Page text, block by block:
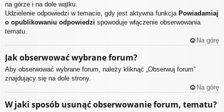
na górze i na dole wątku.
Udzielenie odpowiedzi w temacie, gdy jest aktywna funkcja Powiadamiaj
o opublikowaniu odpowiedzi spowoduje włączenie obserwowania
tematu.
Na górę
Jak obserwować wybrane forum?
Aby obserwować wybrane forum, należy kliknąć „Obserwuj forum”
znajdujący się na dole strony.
Na górę
W jaki sposób usunąć obserwowanie forum, tematu?